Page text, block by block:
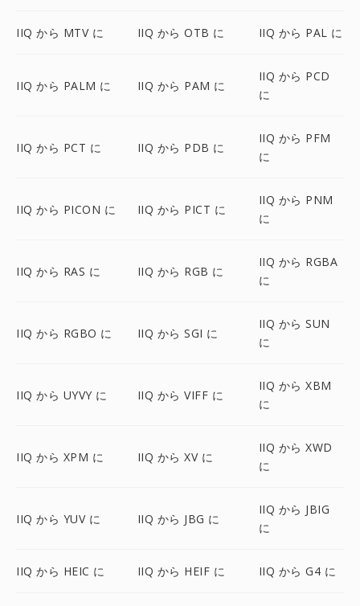
IIQ から MTV に IIQ から OTB に IIQ から PAL に
IIQ から PALM に IIQ から PAM に
IIQ から PCD
に
IIQ から PCT に IIQ から PDB に
IIQ から PFM
に
IIQ から PICON に IIQ から PICT に
IIQ から PNM
に
IIQ から RAS に IIQ から RGB に
IIQ から RGBA
に
IIQ から RGBO に IIQ から SGI に
IIQ から SUN
に
IIQ から UYVY に IIQ から VIFF に
IIQ から XBM
に
IIQ から XPM に IIQ から XV に
IIQ から XWD
に
IIQ から YUV に IIQ から JBG に
IIQ から JBIG
に
IIQ から HEIC に IIQ から HEIF に IIQ から G4 に